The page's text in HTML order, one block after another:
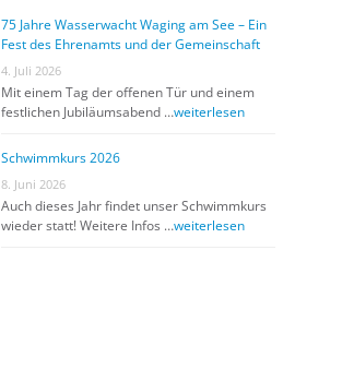
75 Jahre Wasserwacht Waging am See – Ein
Fest des Ehrenamts und der Gemeinschaft
4. Juli 2026
Mit einem Tag der offenen Tür und einem
festlichen Jubiläumsabend …weiterlesen
Schwimmkurs 2026
8. Juni 2026
Auch dieses Jahr findet unser Schwimmkurs
wieder statt! Weitere Infos …weiterlesen